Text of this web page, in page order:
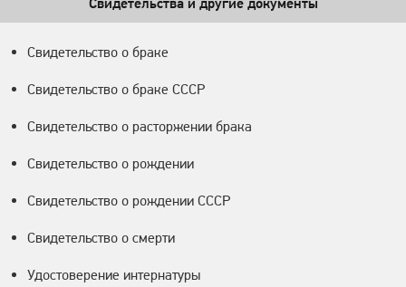
Свидетельство о браке
Свидетельство о браке СССР
Свидетельство о расторжении брака
Свидетельство о рождении
Свидетельство о рождении СССР
Свидетельство о смерти
Удостоверение интернатуры